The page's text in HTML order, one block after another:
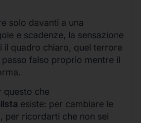
solo davanti a una
e scadenze, la sensazione
il quadro chiaro, quel terrore
falso proprio mentre il
questo che
esiste: per cambiare le
per ricordarti che non sei